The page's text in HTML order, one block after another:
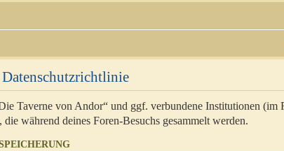
Taverne von Andor“ und ggf. verbundene Institutionen (im
während deines Foren-Besuchs gesammelt werden.